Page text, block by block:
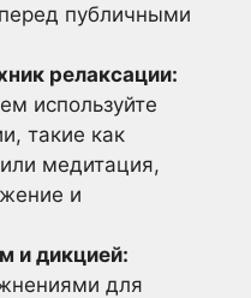
публичными
релаксации:
используйте
такие как
медитация,
и
и дикцией:
для